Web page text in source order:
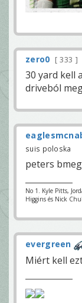
zero0 333
30 yard kell
driveból
suis poloska
peters
No 1. Kyle Pitts,
Higgins és Nick
evergreen
Miért kell